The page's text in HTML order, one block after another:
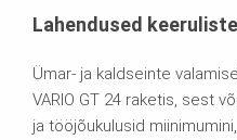
Lahendused
Ümar- ja kaldseinte
VARIO GT 24 raketis, sest
ja tööjõukulusid